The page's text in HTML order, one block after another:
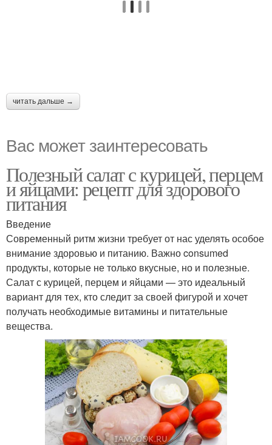
читать дальше →
Вас может заинтересовать
Полезный салат с курицей, перцем
и яйцами: рецепт для здорового
питания
Введение
Современный ритм жизни требует от нас уделять особое
внимание здоровью и питанию. Важно consumed
продукты, которые не только вкусные, но и полезные.
Салат с курицей, перцем и яйцами — это идеальный
вариант для тех, кто следит за своей фигурой и хочет
получать необходимые витамины и питательные
вещества.